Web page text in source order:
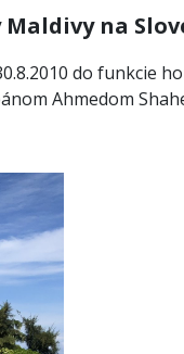
na
do funkcie
Ahmedom